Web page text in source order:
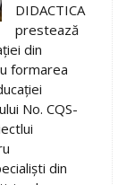
DIDACTICA
prestează
din
formarea
No. CQS-
din